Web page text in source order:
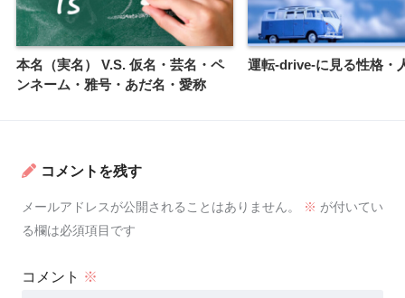
本名（実名） V.S. 仮名・芸名・ペ
ンネーム・雅号・あだ名・愛称
運転-drive-に見る性格・
コメントを残す
メールアドレスが公開されることはありません。 ※ が付いてい
る欄は必須項目です
コメント ※